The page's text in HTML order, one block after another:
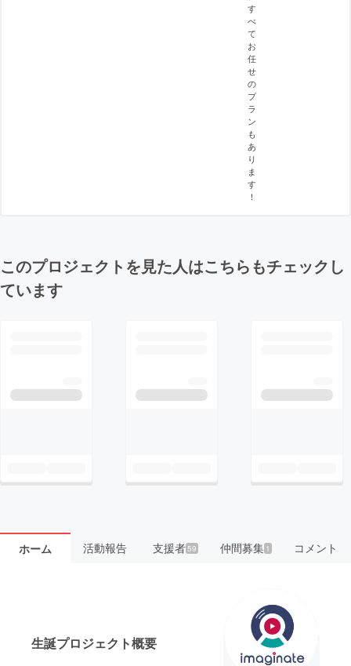
す
べ
て
お
任
せ
の
プ
ラ
ン
も
あ
り
ま
す
！
このプロジェクトを見た人はこちらもチェックし
ています
ホーム 活動報告 支援者59 仲間募集 1 コメント
生誕プロジェクト概要